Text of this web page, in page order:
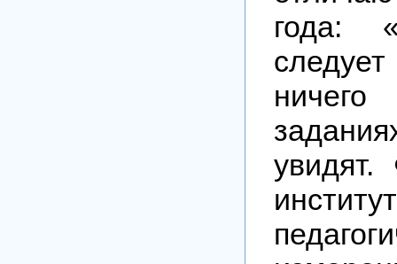
года: